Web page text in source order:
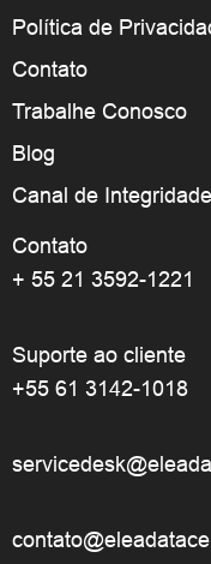
Política de
Contato
Trabalhe Conosco
Blog
Canal de Integridade
Contato
+ 55 21 3592-1221
Suporte ao cliente
+55 61 3142-1018